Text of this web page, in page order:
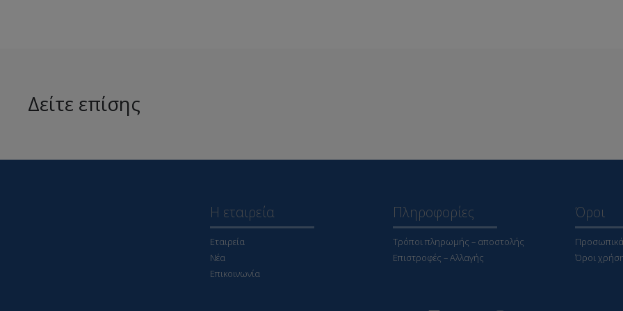
Δείτε επίσης
Η εταιρεία
Εταιρεία
Νέα
Επικοινωνία
Πληροφορίες
Τρόποι πληρωμής – αποστολής
Επιστροφές – Αλλαγής
Όροι
Όροι